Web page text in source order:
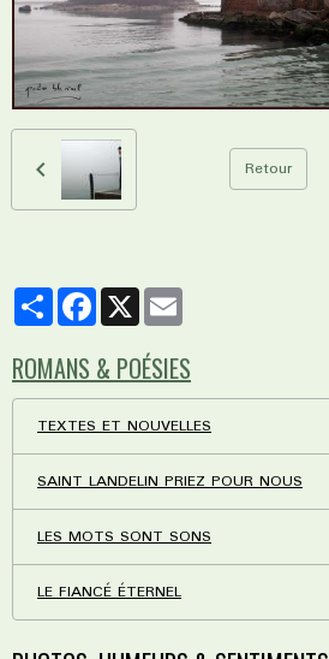
Retour
PartagerFacebook
X
ROMANS & POÉSIES
TEXTES ET NOUVELLES
SAINT LANDELIN PRIEZ POUR NOUS
LES MOTS SONT SONS
LE FIANCÉ ÉTERNEL